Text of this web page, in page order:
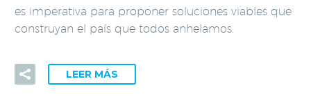
es imperativa para proponer soluciones viables que
construyan el país que todos anhelamos.
LEER MÁS